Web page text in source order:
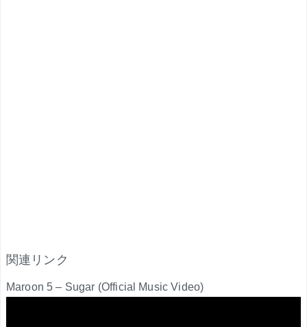
関連リンク
Maroon 5 – Sugar (Official Music Video)